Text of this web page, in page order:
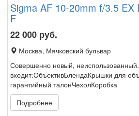
Sigma AF 10-20mm f/3.5 EX
F
22 000 руб.
Москва, Мячковский бульвар
Совершенно новый,
входит:ОбъективБлендаКрышки для
гарантийный талонЧехолКоробка
Подробнее